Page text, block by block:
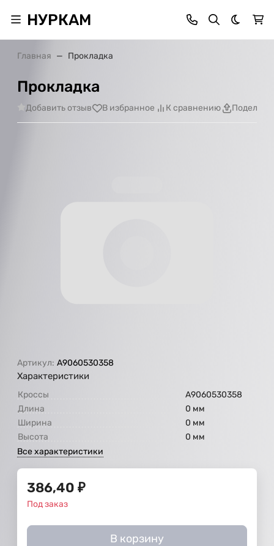
НУРКАМ Темная
Главная Прокладка
Прокладка
Добавить отзыв В избранное К сравнению
Артикул: А9060530358
Характеристики
Кроссы
А9060530358
Длина
0 мм
Ширина
0 мм
Высота
0 мм
Все характеристики
386,40 ₽
Под заказ
В корзину